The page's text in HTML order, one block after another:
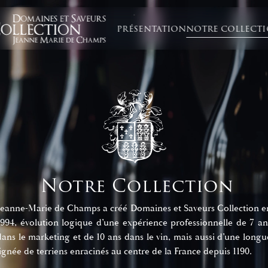
PRÉSENTATIONNOTRE
Notre Collection
Marie de Champs a créé Domaines et Saveurs Collection
évolution logique d’une expérience professionnelle de 7
le marketing et de 10 ans dans le vin, mais aussi d’une
de terriens enracinés au centre de la France depuis 1190.